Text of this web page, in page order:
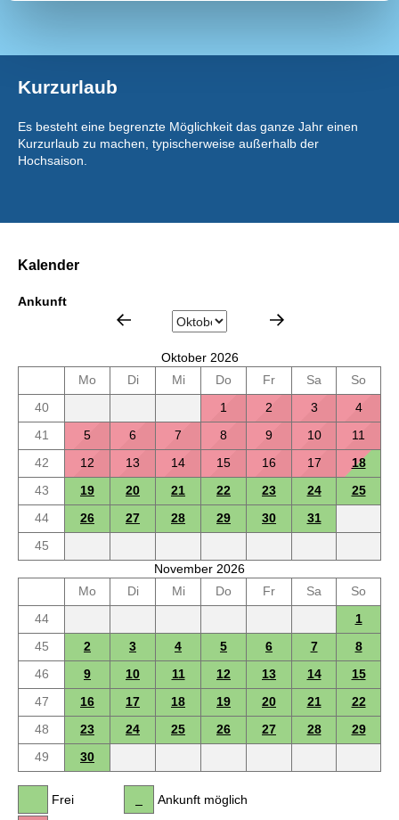
Kurzurlaub
Es besteht eine begrenzte Möglichkeit das ganze Jahr einen
Kurzurlaub zu machen, typischerweise außerhalb der
Hochsaison.
Kalender
Ankunft
Oktober 2026
Mo
Di Mi Do Fr Sa
So
40
1 2 3
4
41
5 6 7 8 9 10
11
42
12 13 14 15 16 17
18
43
19 20 21 22 23 24
25
44
26 27 28 29 30
31
45
November 2026
Mo
Di Mi Do Fr Sa
So
44
1
45
2 3 4 5 6 7
8
46
9 10 11 12 13 14
15
47
16 17 18 19 20 21
22
48
23 24 25 26 27 28
29
49
30
Frei Ankunft möglich